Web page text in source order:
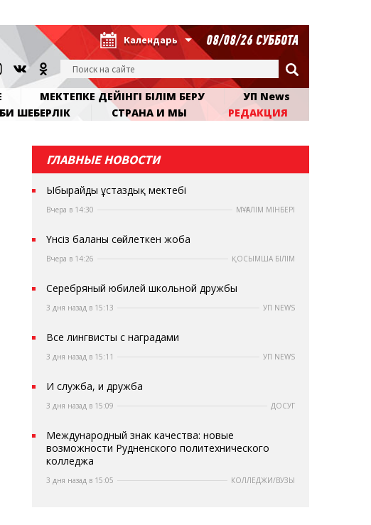
Календарь 08/08/26 СУББОТА
МЕКТЕПКЕ ДЕЙІНГІ БІЛІМ БЕРУ
УП News
ШЕБЕРЛІК СТРАНА И МЫ РЕДАКЦИЯ
ГЛАВНЫЕ НОВОСТИ
Ыбырайдың ұстаздық мектебі
Вчера в 14:30 МҰҒАЛІМ МІНБЕРІ
Үнсіз баланы сөйлеткен жоба
Вчера в 14:26 ҚОСЫМША БІЛІМ
Серебряный юбилей школьной дружбы
3 дня назад в 15:13 УП NEWS
Все лингвисты с наградами
3 дня назад в 15:11 УП NEWS
И служба, и дружба
3 дня назад в 15:09 ДОСУГ
Международный знак качества: новые
возможности Рудненского политехнического
колледжа
3 дня назад в 15:05 КОЛЛЕДЖИ/ВУЗЫ